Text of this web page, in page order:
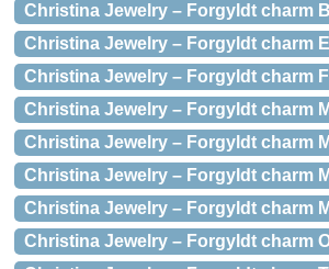
Christina Jewelry – Forgyldt charm
Christina Jewelry – Forgyldt charm
Christina Jewelry – Forgyldt charm
Christina Jewelry – Forgyldt charm
Christina Jewelry – Forgyldt charm
Christina Jewelry – Forgyldt charm
Christina Jewelry – Forgyldt charm
Christina Jewelry – Forgyldt charm